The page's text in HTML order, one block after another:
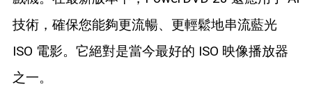
技術，確保您能夠更流暢、更輕鬆地串流藍光
ISO 電影。它絕對是當今最好的 ISO 映像播放器
之一。